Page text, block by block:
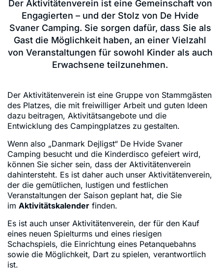
Der Aktivitätenverein ist eine Gemeinschaft von
Engagierten – und der Stolz von De Hvide
Svaner Camping. Sie sorgen dafür, dass Sie als
Gast die Möglichkeit haben, an einer Vielzahl
von Veranstaltungen für sowohl Kinder als auch
Erwachsene teilzunehmen.
Der Aktivitätenverein ist eine Gruppe von Stammgästen
des Platzes, die mit freiwilliger Arbeit und guten Ideen
dazu beitragen, Aktivitätsangebote und die
Entwicklung des Campingplatzes zu gestalten.
Wenn also „Danmark Dejligst“ De Hvide Svaner
Camping besucht und die Kinderdisco gefeiert wird,
können Sie sicher sein, dass der Aktivitätenverein
dahintersteht. Es ist daher auch unser Aktivitätenverein,
der die gemütlichen, lustigen und festlichen
Veranstaltungen der Saison geplant hat, die Sie
im Aktivitätskalender finden.
Es ist auch unser Aktivitätenverein, der für den Kauf
eines neuen Spielturms und eines riesigen
Schachspiels, die Einrichtung eines Petanquebahns
sowie die Möglichkeit, Dart zu spielen, verantwortlich
ist.